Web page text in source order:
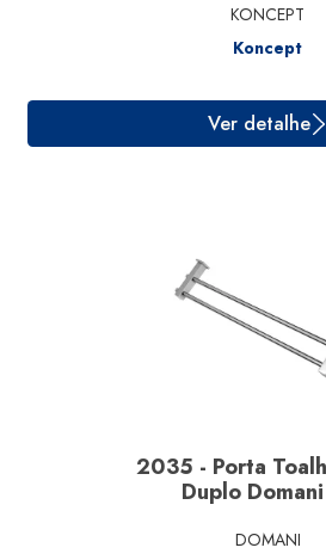
KONCEPT
Koncept
2035 - Porta
Duplo
DOMANI